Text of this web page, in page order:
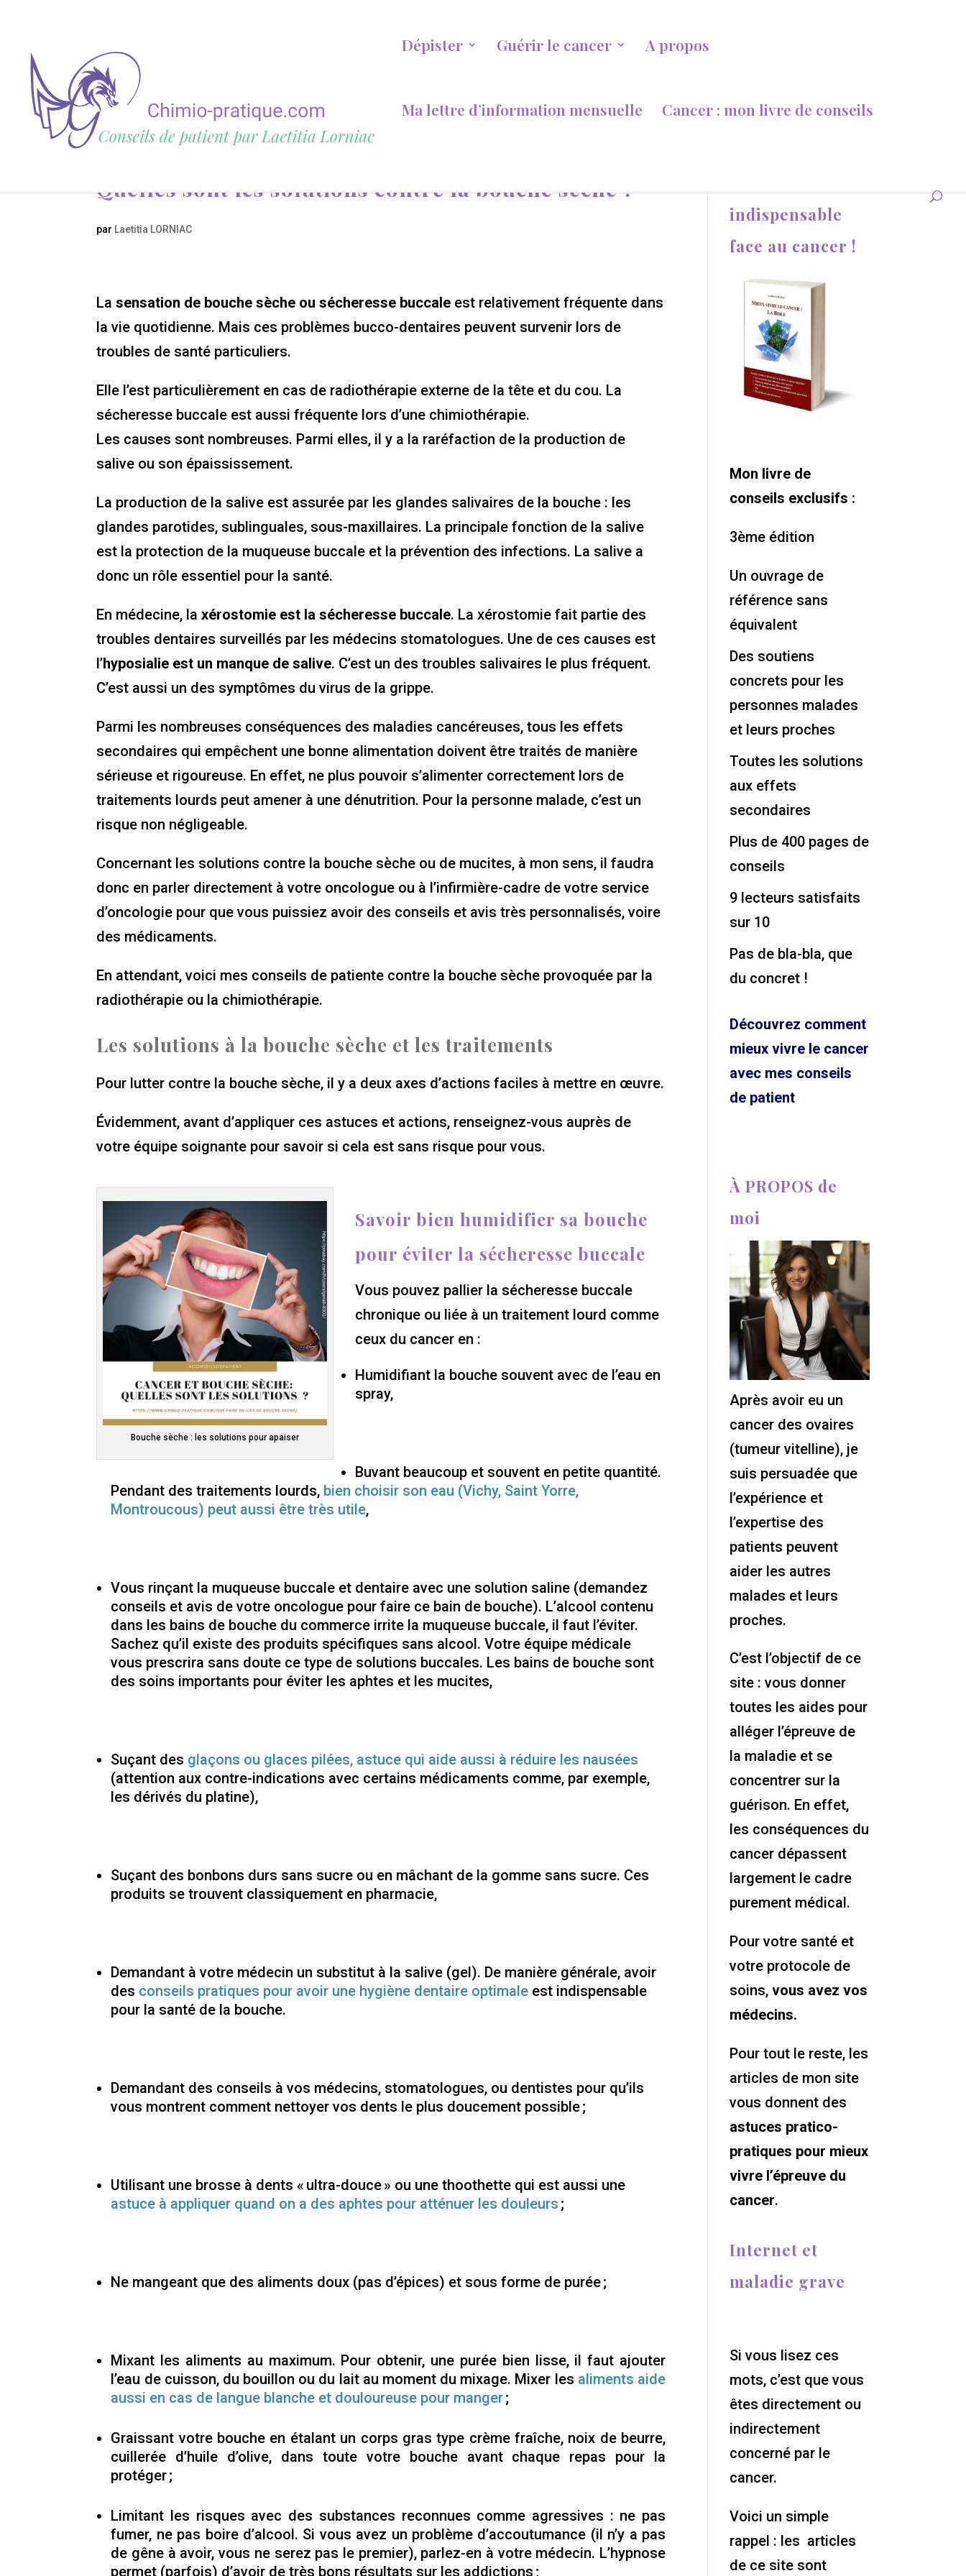
Dépister Guérir le cancer A propos
Ma lettre d’information mensuelle Cancer : mon livre de conseils
Quelles sont les solutions contre la bouche sèche ?
par Laetitia LORNIAC
Lasensation de bouche sèche ou sécheresse buccale est relativement fréquente dans
la vie quotidienne. Mais ces problèmes bucco-dentaires peuvent survenir lors de
troubles de santé particuliers.
Elle l’est particulièrement en cas de radiothérapie externe de la tête et du cou. La
sécheresse buccale est aussi fréquente lors d’une chimiothérapie.
Les causes sont nombreuses. Parmi elles, il y a la raréfaction de la production de
salive ou son épaississement.
La production de la salive est assurée par les glandes salivaires de la bouche : les
glandes parotides, sublinguales, sous-maxillaires. La principale fonction de la salive
est la protection de la muqueuse buccale et la prévention des infections. La salive a
donc un rôle essentiel pour la santé.
En médecine, laxérostomie est la sécheresse buccale. La xérostomie fait partie des
troubles dentaires surveillés par les médecins stomatologues. Une de ces causes est
l’hyposialie est un manque de salive. C’est un des troubles salivaires le plus fréquent.
C’est aussi un des symptômes du virus de la grippe.
Parmi les nombreuses conséquences des maladies cancéreuses, tous les effets
secondaires qui empêchent une bonne alimentation doivent être traités de manière
sérieuse et rigoureuse. En effet, ne plus pouvoir s’alimenter correctement lors de
traitements lourds peut amener à une dénutrition. Pour la personne malade, c’est un
risque non négligeable.
Concernant les solutions contre la bouche sèche ou de mucites, à mon sens, il faudra
donc en parler directement à votre oncologue ou à l’infirmière-cadre de votre service
d’oncologie pour que vous puissiez avoir des conseils et avis très personnalisés, voire
des médicaments.
En attendant, voici mes conseils de patiente contre la bouche sèche provoquée par la
radiothérapie ou la chimiothérapie.
Les solutions à la bouche sèche et les traitements
Pour lutter contre la bouche sèche, il y a deux axes d’actions faciles à mettre en œuvre.
Évidemment, avant d’appliquer ces astuces et actions, renseignez-vous auprès de
votre équipe soignante pour savoir si cela est sans risque pour vous.
Bouche sèche : les solutions pour apaiser
Savoir bien humidifier sa bouche
pour éviter la sécheresse buccale
Vous pouvez pallier la sécheresse buccale
chronique ou liée à un traitement lourd comme
ceux du cancer en :
Humidifiant la bouche souvent avec de l’eau en
spray,
Buvant beaucoup et souvent en petite quantité.
Pendant des traitements lourds, bien choisir son eau (Vichy, Saint Yorre,
Montroucous) peut aussi être très utile,
Vous rinçant la muqueuse buccale et dentaire avec une solution saline (demandez
conseils et avis de votre oncologue pour faire ce bain de bouche). L’alcool contenu
dans les bains de bouche du commerce irrite la muqueuse buccale, il faut l’éviter.
Sachez qu’il existe des produits spécifiques sans alcool. Votre équipe médicale
vous prescrira sans doute ce type de solutions buccales. Les bains de bouche sont
des soins importants pour éviter les aphtes et les mucites,
Suçant des glaçons ou glaces pilées, astuce qui aide aussi à réduire les nausées
(attention aux contre-indications avec certains médicaments comme, par exemple,
les dérivés du platine),
Suçant des bonbons durs sans sucre ou en mâchant de la gomme sans sucre. Ces
produits se trouvent classiquement en pharmacie,
Demandant à votre médecin un substitut à la salive (gel). De manière générale, avoir
des conseils pratiques pour avoir une hygiène dentaire optimale est indispensable
pour la santé de la bouche.
Demandant des conseils à vos médecins, stomatologues, ou dentistes pour qu’ils
vous montrent comment nettoyer vos dents le plus doucement possible ;
Utilisant une brosse à dents « ultra-douce » ou une thoothette qui est aussi une
astuce à appliquer quand on a des aphtes pour atténuer les douleurs ;
Ne mangeant que des aliments doux (pas d’épices) et sous forme de purée ;
Mixant les aliments au maximum. Pour obtenir, une purée bien lisse, il faut ajouter
l’eau de cuisson, du bouillon ou du lait au moment du mixage. Mixer les aliments aide
aussi en cas de langue blanche et douloureuse pour manger;
Graissant votre bouche en étalant un corps gras type crème fraîche, noix de beurre,
cuillerée d’huile d’olive, dans toute votre bouche avant chaque repas pour la
protéger ;
Limitant les risques avec des substances reconnues comme agressives : ne pas
fumer, ne pas boire d’alcool. Si vous avez un problème d’accoutumance (il n’y a pas
de gêne à avoir, vous ne serez pas le premier), parlez-en à votre médecin. L’hypnose
permet (parfois) d’avoir de très bons résultats sur les addictions ;
indispensable
face au cancer !
Mon livre de
conseils exclusifs :
3ème édition
Un ouvrage de
référence sans
équivalent
Des soutiens
concrets pour les
personnes malades
et leurs proches
Toutes les solutions
aux effets
secondaires
Plus de 400 pages de
conseils
9 lecteurs satisfaits
sur 10
Pas de bla-bla, que
du concret !
Découvrez comment
mieux vivre le cancer
avec mes conseils
de patient
À PROPOS de
moi
Après avoir eu un
cancer des ovaires
(tumeur vitelline), je
suis persuadée que
l’expérience et
l’expertise des
patients peuvent
aider les autres
malades et leurs
proches.
C’est l’objectif de ce
site : vous donner
toutes les aides pour
alléger l’épreuve de
la maladie et se
concentrer sur la
guérison. En effet,
les conséquences du
cancer dépassent
largement le cadre
purement médical.
Pour votre santé et
votre protocole de
soins,vous avez vos
médecins.
Pour tout le reste, les
articles de mon site
vous donnent des
astuces pratico-
pratiques pour mieux
vivre l’épreuve du
cancer.
Internet et
maladie grave
Si vous lisez ces
mots, c’est que vous
êtes directement ou
indirectement
concerné par le
cancer.
Voici un simple
rappel : les articles
de ce site sont